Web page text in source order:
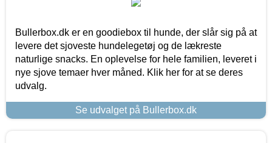
Bullerbox.dk er en goodiebox til hunde, der slår sig på at
levere det sjoveste hundelegetøj og de lækreste
naturlige snacks. En oplevelse for hele familien, leveret i
nye sjove temaer hver måned. Klik her for at se deres
udvalg.
Se udvalget på Bullerbox.dk